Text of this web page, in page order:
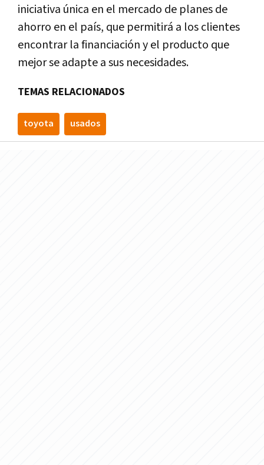
iniciativa única en el mercado de planes de
ahorro en el país, que permitirá a los clientes
encontrar la financiación y el producto que
mejor se adapte a sus necesidades.
TEMAS RELACIONADOS
toyota usados